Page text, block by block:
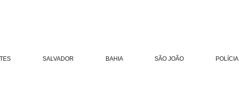
SALVADOR BAHIA SÃO JOÃO POLÍCIA